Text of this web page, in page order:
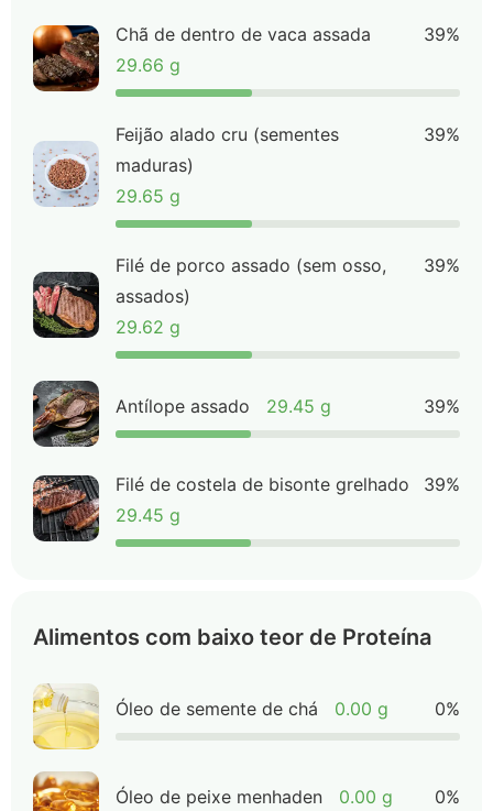
Chã de dentro de vaca assada
29.66 g
39%
Feijão alado cru (sementes
maduras)
29.65 g
39%
Filé de porco assado (sem osso,
assados)
29.62 g
39%
Antílope assado 29.45 g 39%
Filé de costela de bisonte grelhado
29.45 g
39%
Alimentos com baixo teor de Proteína
Óleo de semente de chá 0.00 g 0%
Óleo de peixe menhaden 0.00 g 0%